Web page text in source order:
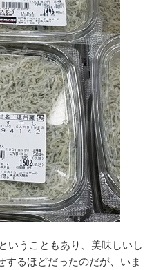
いうこともあり、美味しいし
するほどだったのだが、いま